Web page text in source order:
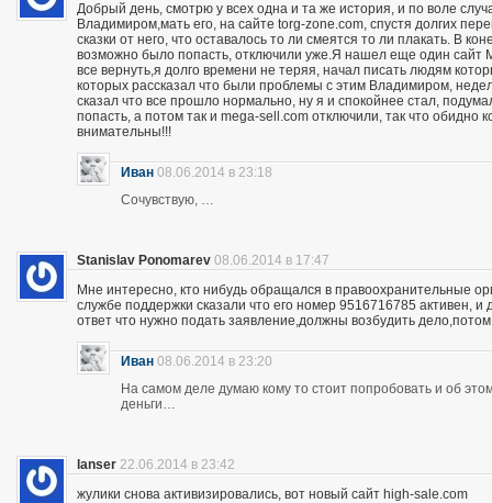
Добрый день, смотрю у всех одна и та же история, и по воле
Владимиром,мать его, на сайте torg-zone.com, спустя долгих
сказки от него, что оставалось то ли смеятся то ли плакать. В
возможно было попасть, отключили уже.Я нашел еще один
все вернуть,я долго времени не теряя, начал писать людям
которых рассказал что были проблемы с этим Владимиром,
сказал что все прошло нормально, ну я и спокойнее стал,
попасть, а потом так и mega-sell.com отключили, так что обидно
внимательны!!!
Иван 08.06.2014 в 23:18
Сочувствую, …
Stanislav Ponomarev 08.06.2014 в 17:47
Мне интересно, кто нибудь обращался в правоохранительные
службе поддержки сказали что его номер 9516716785 активен,
ответ что нужно подать заявление,должны возбудить
Иван 08.06.2014 в 23:20
На самом деле думаю кому то стоит попробовать и об
деньги…
lanser 22.06.2014 в 23:42
жулики снова активизировались, вот новый сайт high-sale.com